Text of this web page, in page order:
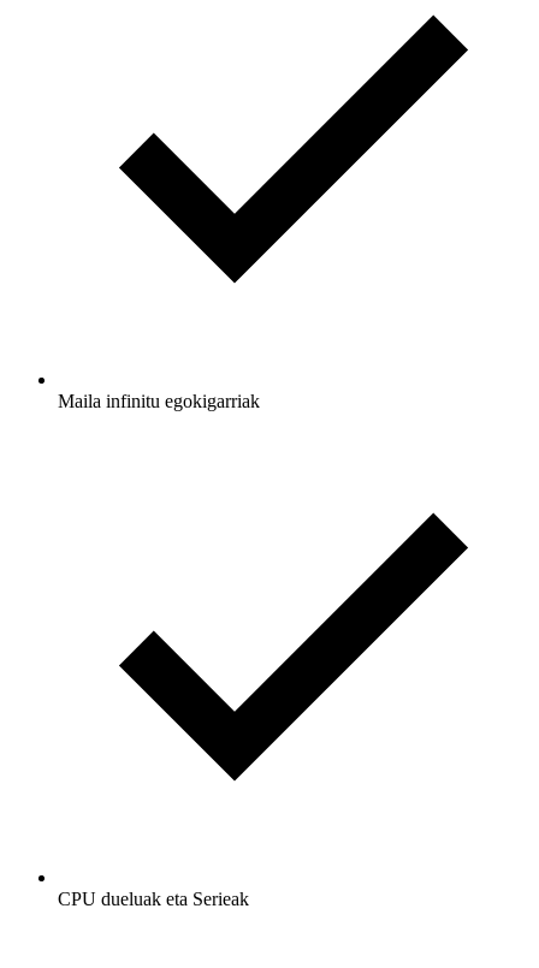
Maila infinitu egokigarriak
CPU dueluak eta Serieak